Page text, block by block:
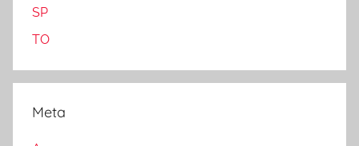
SP
TO
Meta